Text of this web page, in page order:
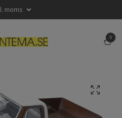
moms
0